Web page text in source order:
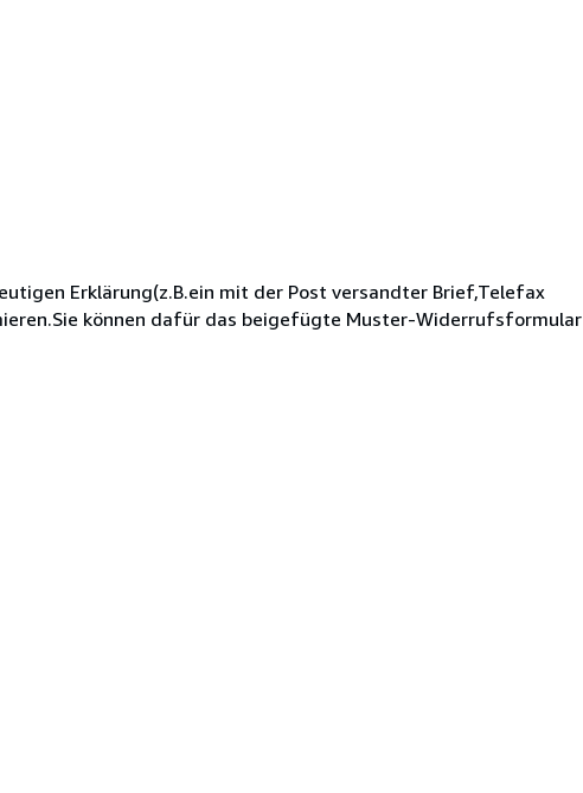
Erklärung(z.B.ein mit der Post versandter Brief,Telefax
können dafür das beigefügte Muster-Widerrufsformular